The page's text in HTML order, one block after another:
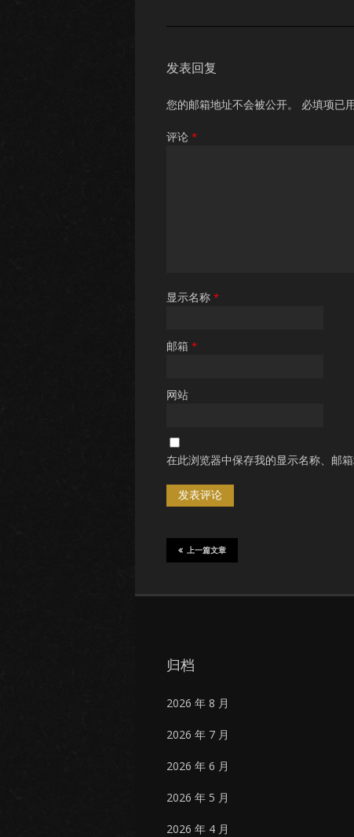
发表回复
您的邮箱地址不会被公开。 必填项已
评论 *
显示名称 *
邮箱 *
网站
在此浏览器中保存我的显示名称、邮
上一篇文章
归档
2026 年 8 月
2026 年 7 月
2026 年 6 月
2026 年 5 月
2026 年 4 月